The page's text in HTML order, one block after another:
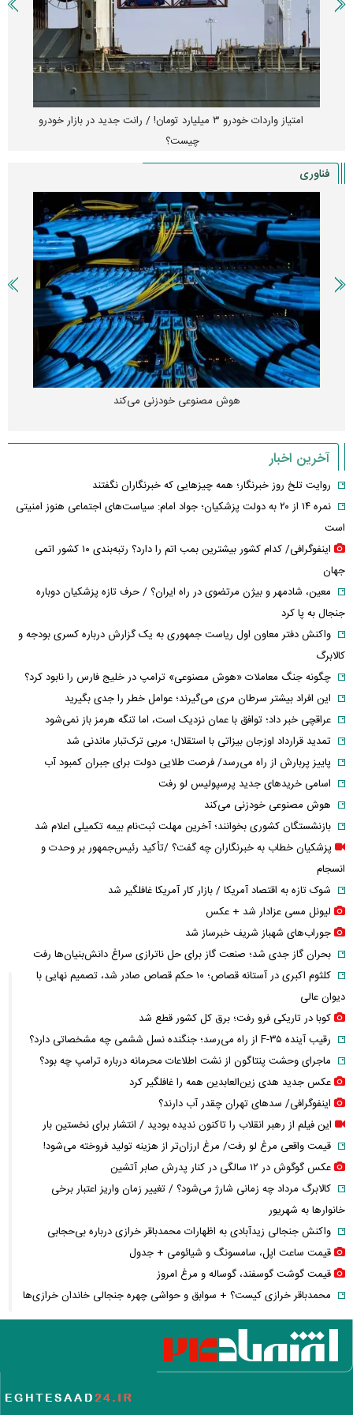
امتیاز واردات خودرو ۳ میلیارد تومان! / رانت جدید در بازار خودرو
چیست؟
فناوری
هوش مصنوعی خودزنی می‌کند
آخرین اخبار
روایت تلخ روز خبرنگار؛ همه چیزهایی که خبرنگاران نگفتند
نمره ۱۴ از ۲۰ به دولت پزشکیان؛ جواد امام: سیاست‌های اجتماعی هنوز امنیتی
است
اینفوگرافی/ کدام کشور بیشترین بمب اتم را دارد؟ رتبه‌بندی ۱۰ کشور اتمی
جهان
معین، شادمهر و بیژن مرتضوی در راه ایران؟ / حرف تازه پزشکیان دوباره
جنجال به پا کرد
واکنش دفتر معاون اول ریاست جمهوری به یک گزارش درباره کسری بودجه و
کالابرگ
چگونه جنگ معاملات «هوش مصنوعی» ترامپ در خلیج فارس را نابود کرد؟
این افراد بیشتر سرطان مری می‌گیرند؛ عوامل خطر را جدی بگیرید
عراقچی خبر داد؛ توافق با عمان نزدیک است، اما تنگه هرمز باز نمی‌شود
تمدید قرارداد اوزجان بیزاتی با استقلال؛ مربی ترک‌تبار ماندنی شد
پاییز پربارش از راه می‌رسد/ فرصت طلایی دولت برای جبران کمبود آب
اسامی خریدهای جدید پرسپولیس لو رفت
هوش مصنوعی خودزنی می‌کند
بازنشستگان کشوری بخوانند؛ آخرین مهلت ثبت‌نام بیمه تکمیلی اعلام شد
پزشکیان خطاب به خبرنگاران چه گفت؟ /تأکید رئیس‌جمهور بر وحدت و
انسجام
شوک تازه به اقتصاد آمریکا / بازار کار آمریکا غافلگیر شد
لیونل مسی عزادار شد + عکس
جوراب‌های شهباز شریف خبرساز شد
بحران گاز جدی شد؛ صنعت گاز برای حل ناترازی سراغ دانش‌بنیان‌ها رفت
کلثوم اکبری در آستانه قصاص؛ ۱۰ حکم قصاص صادر شد، تصمیم نهایی با
دیوان عالی
کوبا در تاریکی فرو رفت؛ برق کل کشور قطع شد
رقیب آینده F-۳۵ از راه می‌رسد؛ جنگنده نسل ششمی چه مشخصاتی دارد؟
ماجرای وحشت پنتاگون از نشت اطلاعات محرمانه درباره ترامپ چه بود؟
عکس جدید هدی زین‌العابدین همه را غافلگیر کرد
اینفوگرافی/ سدهای تهران چقدر آب دارند؟
این فیلم از رهبر انقلاب را تاکنون ندیده بودید / انتشار برای نخستین بار
قیمت واقعی مرغ لو رفت/ مرغ ارزان‌تر از هزینه تولید فروخته می‌شود!
عکس گوگوش در ۱۲ سالگی در کنار پدرش صابر آتشین
کالابرگ مرداد چه زمانی شارژ می‌شود؟ / تغییر زمان واریز اعتبار برخی
خانوارها به شهریور
واکنش جنجالی زیدآبادی به اظهارات محمدباقر خرازی درباره بی‌حجابی
قیمت ساعت اپل، سامسونگ و شیائومی + جدول
قیمت گوشت گوسفند، گوساله و مرغ امروز
محمدباقر خرازی کیست؟ + سوابق و حواشی چهره جنجالی خاندان خرازی‌ها
فیلم / وداع تلخ مردم قم با داماد محبوب مبتلا به سندرم داون
قوه قضاییه: محمدباقر خرازی به دادگاه ویژه روحانیت احضار شد + ویدئو
بمب پرسپولیس خنثی شد؛ قید این بازیکن را بزنید!